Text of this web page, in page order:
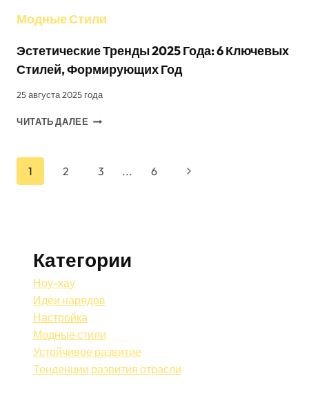
Модные Стили
Эстетические Тренды 2025 Года: 6 Ключевых
Стилей, Формирующих Год
25 августа 2025 года
ЧИТАТЬ ДАЛЕЕ ЭСТЕТИЧЕСКИЕ
Навигация
1 2 3 ... 6
Следующая
Категории
Ноу-хау
Идеи нарядов
Настройка
Модные стили
Устойчивое развитие
Тенденции развития отрасли